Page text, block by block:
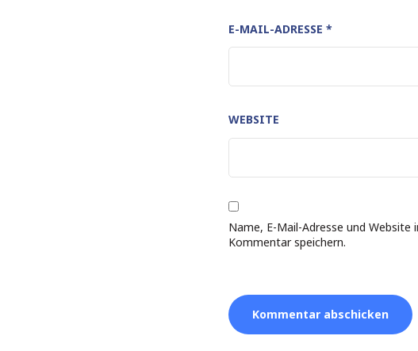
E-MAIL-ADRESSE *
WEBSITE
Name, E-Mail-Adresse und
Kommentar speichern.